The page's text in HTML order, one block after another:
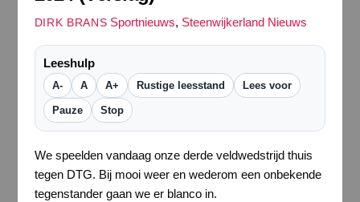
DIRK BRANS Sportnieuws, Steenwijkerland Nieuws
Leeshulp
A- A A+ Rustige leesstand Lees voor
Pauze Stop
We speelden vandaag onze derde veldwedstrijd thuis
tegen DTG. Bij mooi weer en wederom een onbekende
tegenstander gaan we er blanco in.